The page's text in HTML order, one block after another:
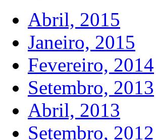
Abril, 2015
Janeiro, 2015
Fevereiro, 2014
Setembro, 2013
Abril, 2013
Setembro, 2012